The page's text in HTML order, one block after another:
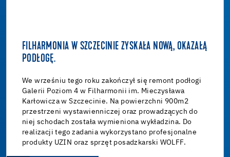
FILHARMONIA W SZCZECINIE ZYSKAŁA NOWĄ, OKAZAŁĄ
PODŁOGĘ.
We wrześniu tego roku zakończył się remont podłogi
Galerii Poziom 4 w Filharmonii im. Mieczysława
Karłowicza w Szczecinie. Na powierzchni 900m2
przestrzeni wystawienniczej oraz prowadzących do
niej schodach została wymieniona wykładzina. Do
realizacji tego zadania wykorzystano profesjonalne
produkty UZIN oraz sprzęt posadzkarski WOLFF.